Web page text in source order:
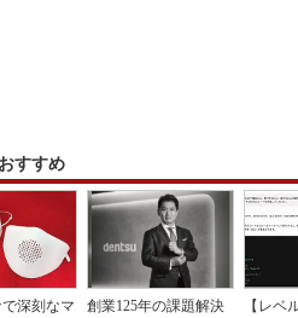
すすめ
深刻なマ
創業125年の課題解決
【レベ